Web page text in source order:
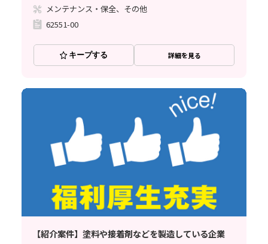
メンテナンス・保全、その他
62551-00
キープする 詳細を見る
【紹介案件】塗料や接着剤などを製造している企業